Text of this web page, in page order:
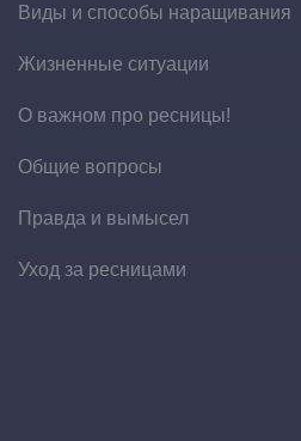
Виды и способы наращивания
Жизненные ситуации
О важном про ресницы!
Общие вопросы
Правда и вымысел
Уход за ресницами